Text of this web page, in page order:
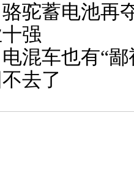
骆驼蓄电池再
强
电混车也有“
去了